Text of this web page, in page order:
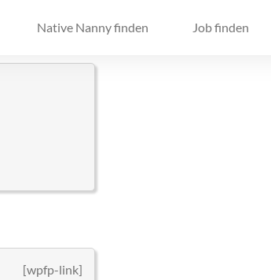
Native Nanny finden Job finden
[wpfp-link]